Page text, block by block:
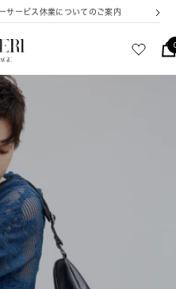
サービス休業についてのご案内
次